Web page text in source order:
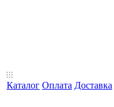
Каталог Оплата Доставка